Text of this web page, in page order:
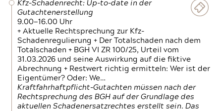
Kfz-Schadenrecht: Up-to-date in der
Gutachtenerstellung
9.00—16.00 Uhr
+ Aktuelle Rechtsprechung zur Kfz-
Schadenregulierung + Der Totalschaden nach dem
Totalschaden + BGH VI ZR 100/25, Urteil vom
31.03.2026 und seine Auswirkung auf die fiktive
Abrechnung + Restwert richtig ermitteln: Wer ist der
Eigentümer? Oder: We…
Kraftfahrhaftpflicht-Gutachten müssen nach der
Rechtsprechung des BGH auf der Grundlage des
aktuellen Schadenersatzrechtes erstellt sein. Das